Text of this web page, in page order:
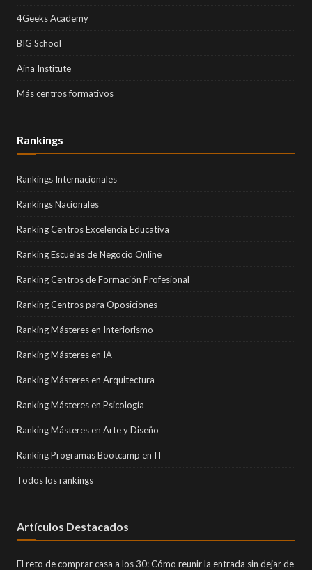
4Geeks Academy
BIG School
Aina Institute
Más centros formativos
Rankings
Rankings Internacionales
Rankings Nacionales
Ranking Centros Excelencia Educativa
Ranking Escuelas de Negocio Online
Ranking Centros de Formación Profesional
Ranking Centros para Oposiciones
Ranking Másteres en Interiorismo
Ranking Másteres en IA
Ranking Másteres en Arquitectura
Ranking Másteres en Psicología
Ranking Másteres en Arte y Diseño
Ranking Programas Bootcamp en IT
Todos los rankings
Artículos Destacados
El reto de comprar casa a los 30: Cómo reunir la entrada sin dejar de